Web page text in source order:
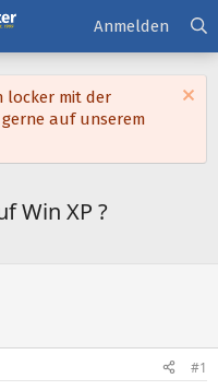
Anmelden
locker mit der
auf unserem
Win XP ?
#1